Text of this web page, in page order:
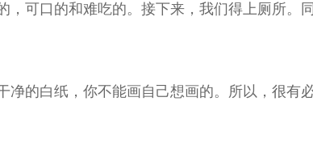
可口的和难吃的。接下来，我们得上厕所。
的白纸，你不能画自己想画的。所以，很有